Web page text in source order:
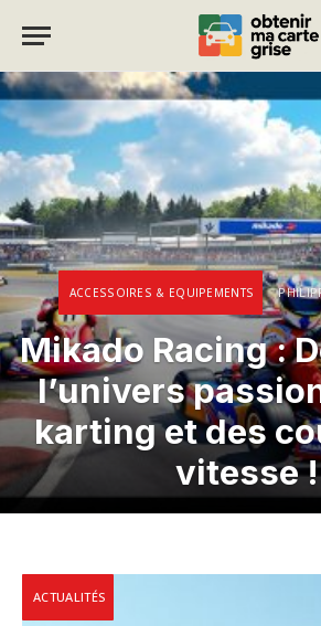
ACCESSOIRES & EQUIPEMENTS
Mikado Racing :
l’univers
karting et des
vitesse !
ACTUALITÉS